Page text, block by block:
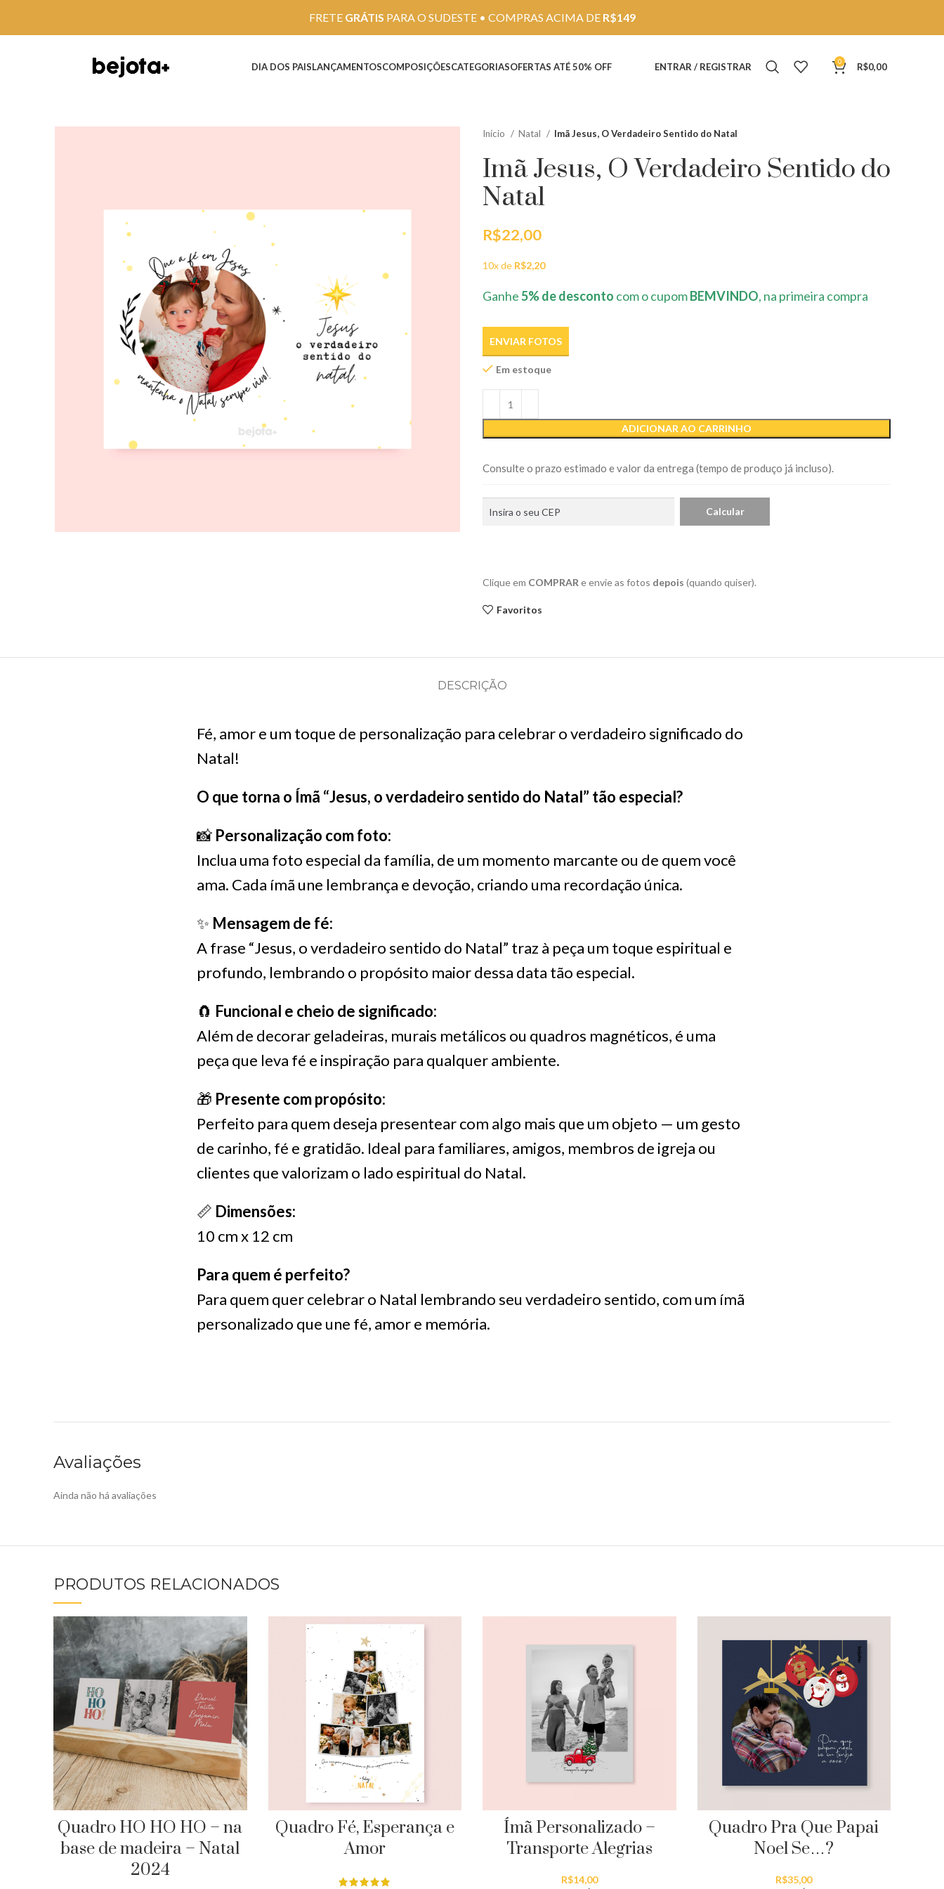
DIA DOS PAISLANÇAMENTOSCOMPOSIÇÕESCATEGORIASOFERTAS ATÉ 50% OFF ENTRAR / REGISTRAR 0 R$0,00
Início Natal Imã Jesus, O Verdadeiro Sentido do Natal
Imã Jesus, O Verdadeiro Sentido do
Natal
R$22,00
10x de R$2,20
Ganhe5% de desconto com o cupomBEMVINDO, na primeira compra
ENVIAR FOTOS
Em estoque
ADICIONAR AO CARRINHO
Consulte o prazo estimado e valor da entrega (tempo de produço já incluso).
Clique em COMPRAR e envie as fotos depois (quando quiser).
Favoritos
DESCRIÇÃO
Fé, amor e um toque de personalização para celebrar o verdadeiro significado do
Natal!
O que torna o Ímã “Jesus, o verdadeiro sentido do Natal” tão especial?
📸 Personalização com foto:
Inclua uma foto especial da família, de um momento marcante ou de quem você
ama. Cada ímã une lembrança e devoção, criando uma recordação única.
✨ Mensagem de fé:
A frase “Jesus, o verdadeiro sentido do Natal” traz à peça um toque espiritual e
profundo, lembrando o propósito maior dessa data tão especial.
🧲 Funcional e cheio de significado:
Além de decorar geladeiras, murais metálicos ou quadros magnéticos, é uma
peça que leva fé e inspiração para qualquer ambiente.
🎁 Presente com propósito:
Perfeito para quem deseja presentear com algo mais que um objeto — um gesto
de carinho, fé e gratidão. Ideal para familiares, amigos, membros de igreja ou
clientes que valorizam o lado espiritual do Natal.
📏 Dimensões:
10 cm x 12 cm
Para quem é perfeito?
Para quem quer celebrar o Natal lembrando seu verdadeiro sentido, com um ímã
personalizado que une fé, amor e memória.
Avaliações
Ainda não há avaliações
PRODUTOS RELACIONADOS
Quadro HO HO HO – na
base de madeira – Natal
2024
Quadro Fé, Esperança e
Amor
Ímã Personalizado –
Transporte Alegrias
R$14,00
Quadro Pra Que Papai
Noel Se…?
R$35,00
FRETE GRÁTIS PARA O SUDESTE • COMPRAS ACIMA DE R$149